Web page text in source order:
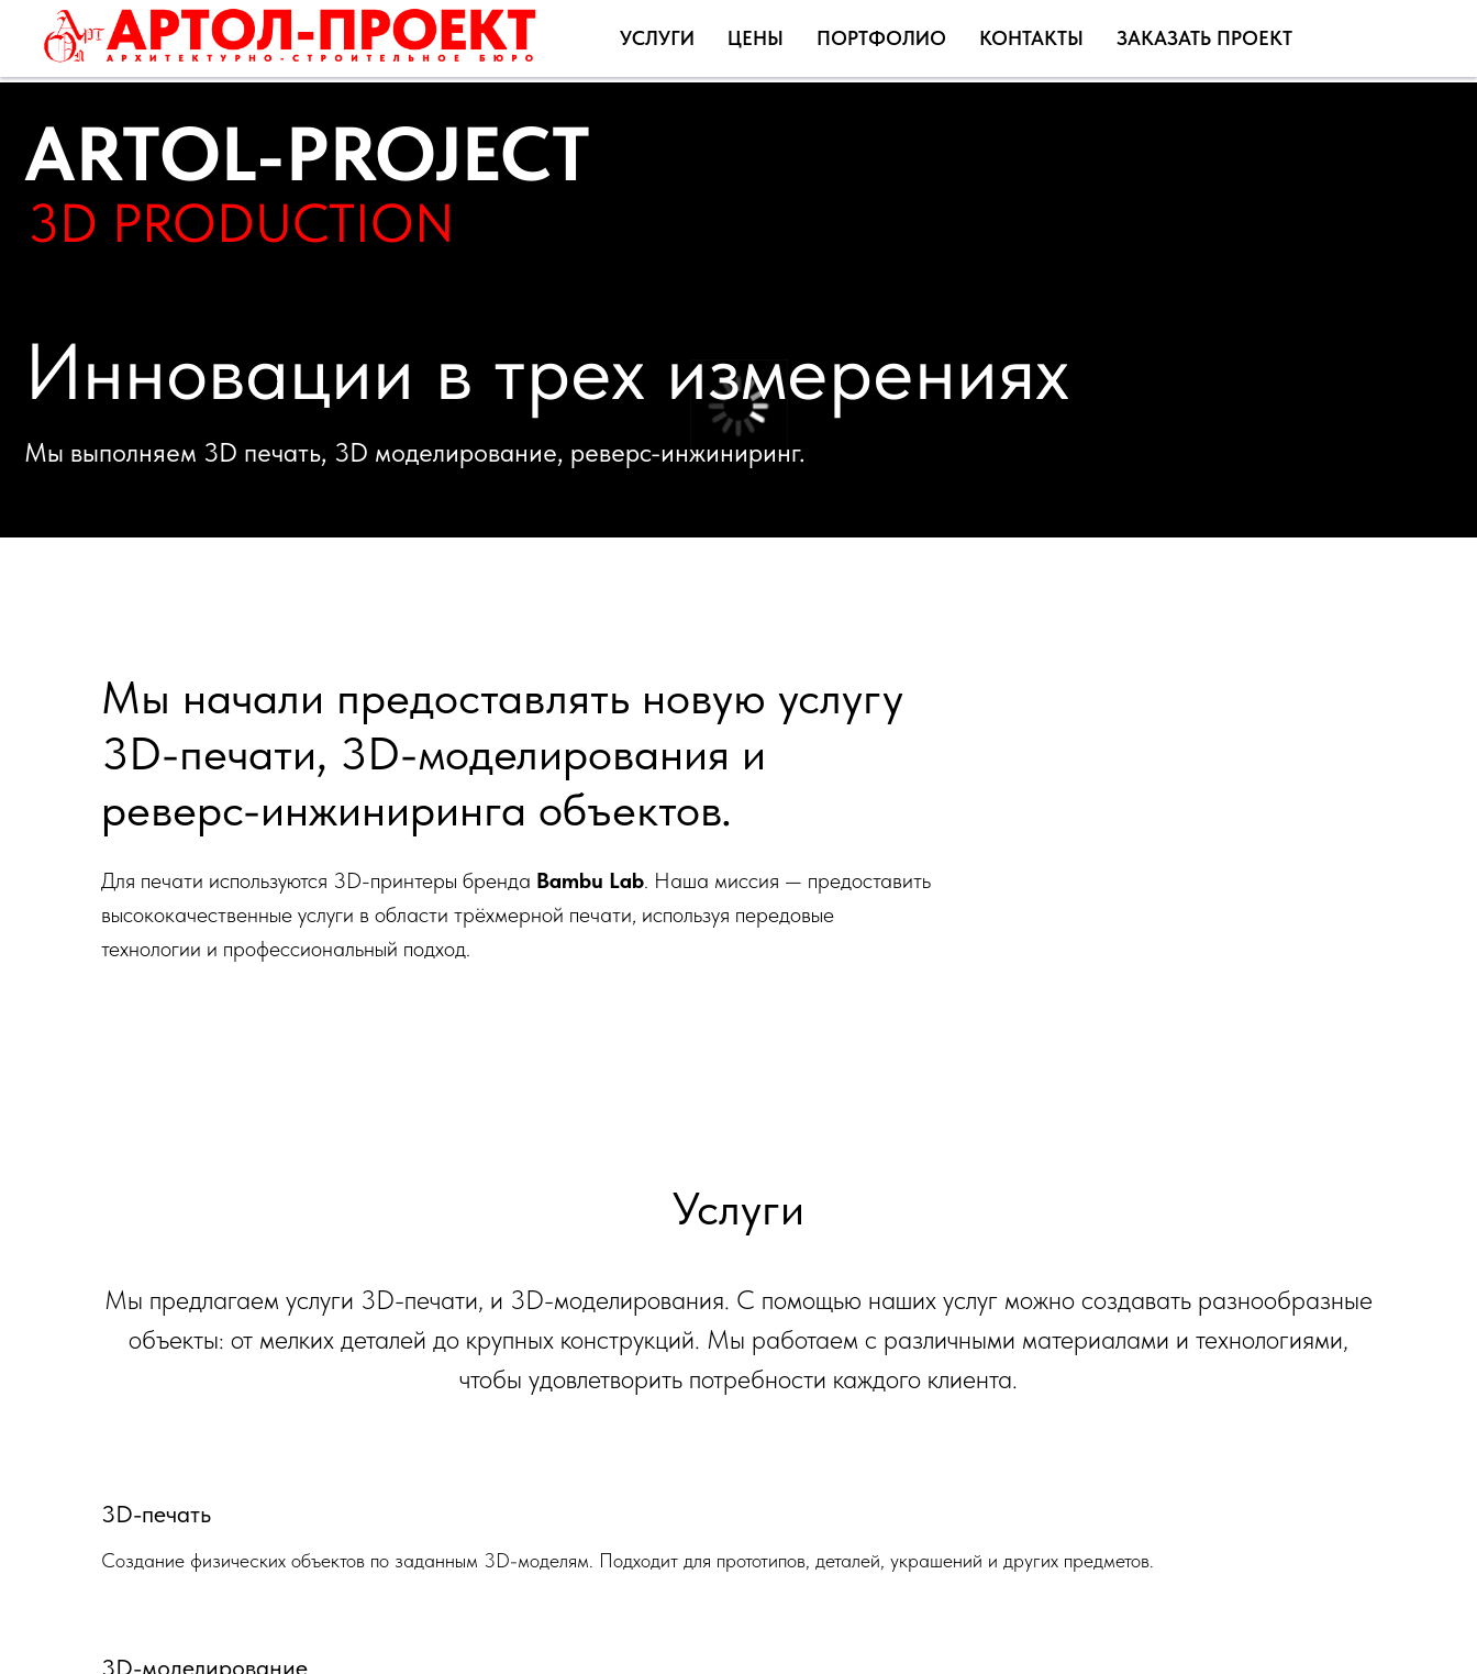
УСЛУГИ ЦЕНЫ ПОРТФОЛИО КОНТАКТЫ ЗАКАЗАТЬ ПРОЕКТ
ARTOL-PROJECT
Инновации в трех измерениях
Мы выполняем 3D печать, 3D моделирование, реверс-инжиниринг.
3D PRODUCTION
Мы начали предоставлять новую услугу
3D-печати, 3D-моделирования и
реверс-инжиниринга объектов.
Для печати используются 3D-принтеры бренда Bambu Lab. Наша миссия — предоставить
высококачественные услуги в области трёхмерной печати, используя передовые
технологии и профессиональный подход.
Услуги
Мы предлагаем услуги 3D-печати, и 3D-моделирования. С помощью наших услуг можно создавать разнообразные
объекты: от мелких деталей до крупных конструкций. Мы работаем с различными материалами и технологиями,
чтобы удовлетворить потребности каждого клиента.
3D-печать
Создание физических объектов по заданным 3D-моделям. Подходит для прототипов, деталей, украшений и других предметов.
3D-моделирование